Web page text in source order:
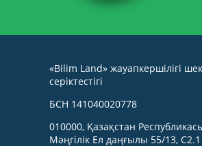
«Bilim Land» жауапкершілігі
серіктестігі
БСН 141040020778
010000, Қазақстан
Мәңгілік Ел даңғылы 55/13,